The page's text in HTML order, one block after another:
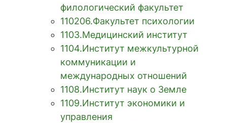
филологический факультет
110206.Факультет психологии
1103.Медицинский институт
1104.Институт межкультурной
коммуникации и
международных отношений
1108.Институт наук о Земле
1109.Институт экономики и
управления